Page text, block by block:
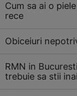
Cum sa ai o
rece
Obiceiuri
RMN in
trebuie sa stii